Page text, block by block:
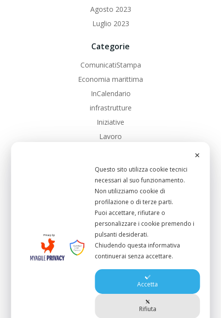
Agosto 2023
Luglio 2023
Categorie
ComunicatiStampa
Economia marittima
InCalendario
infrastrutture
Iniziative
Lavoro
Notizie dalla Federazione
PD
PD_Toscana
SalarioMinimo
Sanita
Scuola Pubblica
Sistema-Portuale
UC_CastagnetoCcci
UC_Cecina
✕
Questo sito utilizza cookie tecnici
necessari al suo funzionamento.
Non utilizziamo cookie di
profilazione o di terze parti.
Puoi accettare, rifiutare o
personalizzare i cookie premendo i
pulsanti desiderati.
Chiudendo questa informativa
continuerai senza accettare.
Accetta
Rifiuta